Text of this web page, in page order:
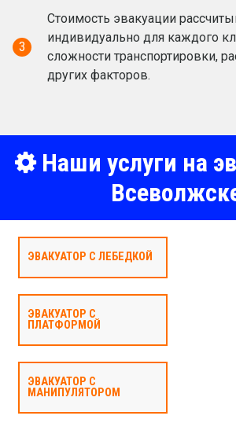
3
Стоимость эвакуации
индивидуально для каждого
сложности транспортировки,
других факторов.
Наши услуги на
ЭВАКУАТОР С ЛЕБЕДКОЙ
ЭВАКУАТОР С
ПЛАТФОРМОЙ
ЭВАКУАТОР С
МАНИПУЛЯТОРОМ